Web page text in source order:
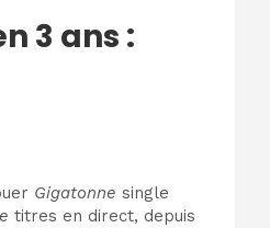
3 ans :
Gigatonne single
titres en direct, depuis